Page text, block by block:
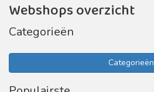
Webshops overzicht
Categorieën
Categorieën